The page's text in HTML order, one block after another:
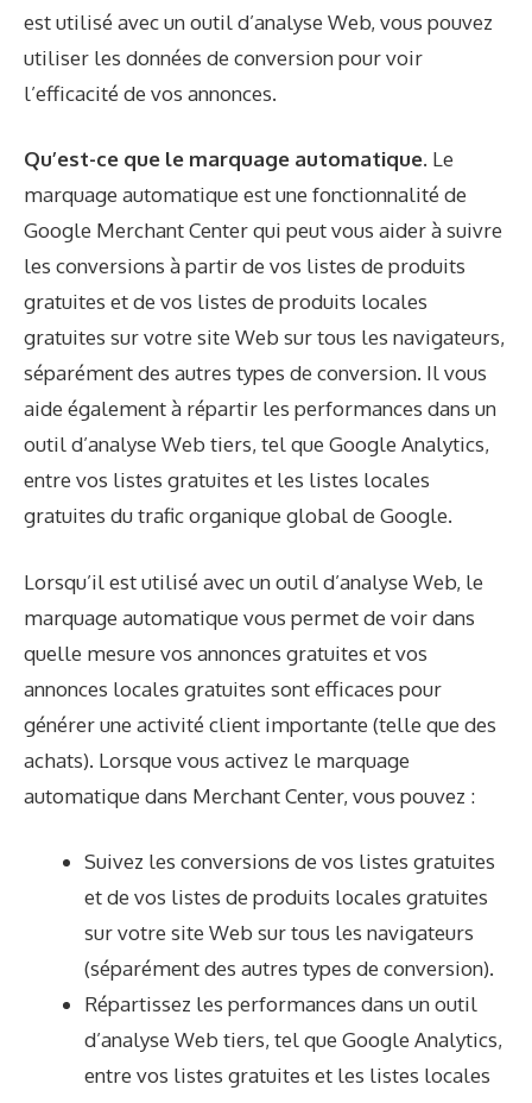
est utilisé avec un outil d’analyse Web, vous pouvez
utiliser les données de conversion pour voir
l’efficacité de vos annonces.
Qu’est-ce que le marquage automatique. Le
marquage automatique est une fonctionnalité de
Google Merchant Center qui peut vous aider à suivre
les conversions à partir de vos listes de produits
gratuites et de vos listes de produits locales
gratuites sur votre site Web sur tous les navigateurs,
séparément des autres types de conversion. Il vous
aide également à répartir les performances dans un
outil d’analyse Web tiers, tel que Google Analytics,
entre vos listes gratuites et les listes locales
gratuites du trafic organique global de Google.
Lorsqu’il est utilisé avec un outil d’analyse Web, le
marquage automatique vous permet de voir dans
quelle mesure vos annonces gratuites et vos
annonces locales gratuites sont efficaces pour
générer une activité client importante (telle que des
achats). Lorsque vous activez le marquage
automatique dans Merchant Center, vous pouvez :
Suivez les conversions de vos listes gratuites
et de vos listes de produits locales gratuites
sur votre site Web sur tous les navigateurs
(séparément des autres types de conversion).
Répartissez les performances dans un outil
d’analyse Web tiers, tel que Google Analytics,
entre vos listes gratuites et les listes locales